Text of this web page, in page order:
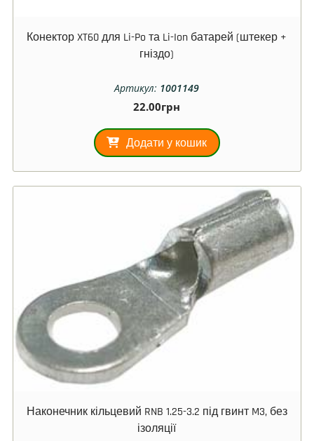
Конектор XT60 для Li-Po та Li-Ion батарей (штекер +
гніздо)
Артикул: 1001149
22.00грн
Додати у кошик
Наконечник кільцевий RNB 1.25-3.2 під гвинт M3, без
ізоляції